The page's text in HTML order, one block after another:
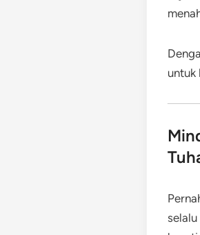
untuk